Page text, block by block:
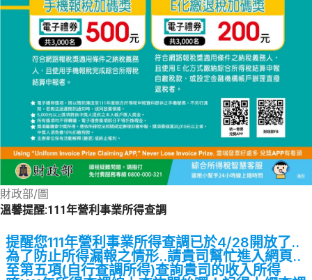
財政部/圖
溫馨提醒:111年營利事業所得查調
提醒您111年營利事業所得查調已於4/28開放了..
為了防止所得漏報之情形..請貴司幫忙進入網頁..
至第五項(自行查調所得)查詢貴司的收入所得